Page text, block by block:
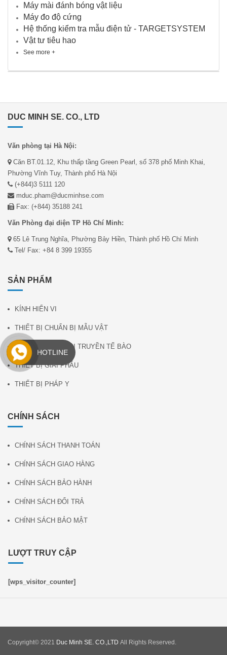
Máy mài đánh bóng vật liệu
Máy đo độ cứng
Hệ thống kiểm tra mẫu điện tử - TARGETSYSTEM
Vật tư tiêu hao
See more +
DUC MINH SE. CO., LTD
Văn phòng tại Hà Nội:
Căn BT.01.12, Khu thấp tầng Green Pearl, số 378 phố Minh Khai,
Phường Vĩnh Tuy, Thành phố Hà Nội
(+844)3 5111 120
mduc.pham@ducminhse.com
Fax: (+844) 35188 241
Văn Phòng đại diện TP Hồ Chí Minh:
65 Lê Trung Nghĩa, Phường Bảy Hiền, Thành phố Hồ Chí Minh
Tel/ Fax: +84 8 399 19355
SẢN PHẨM
KÍNH HIỂN VI
THIẾT BỊ CHUẨN BỊ MẪU VẬT
PHẦN MỀM GEN DI TRUYỀN TẾ BÀO
THIẾT BỊ GIẢI PHẪU
THIẾT BỊ PHÁP Y
CHÍNH SÁCH
CHÍNH SÁCH THANH TOÁN
CHÍNH SÁCH GIAO HÀNG
CHÍNH SÁCH BẢO HÀNH
CHÍNH SÁCH ĐỔI TRẢ
CHÍNH SÁCH BẢO MẬT
LƯỢT TRUY CẬP
[wps_visitor_counter]
Copyright© 2021 Duc Minh SE. CO.,LTD All Rights Reserved.
HOTLINE